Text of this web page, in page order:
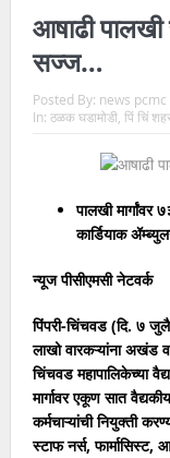
आषाढी पालखी
सज्ज…
Posted By: news pcmc
In: ठळक घडामोडी, पिं चिं
पालखी मार्गांवर
कार्डियाक
न्यूज पीसीएमसी नेटवर्क
पिंपरी-चिंचवड (दि. ७
लाखो वारकऱ्यांना अखंड
चिंचवड महापालिकेच्या
मार्गावर एकूण सात
कर्मचाऱ्यांची नियुक्ती
स्टाफ नर्स,